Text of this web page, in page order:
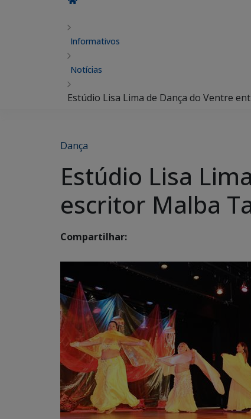
Informativos
Notícias
Estúdio Lisa Lima de Dança do Ventre
Dança
Estúdio Lisa
escritor Malba
Compartilhar: